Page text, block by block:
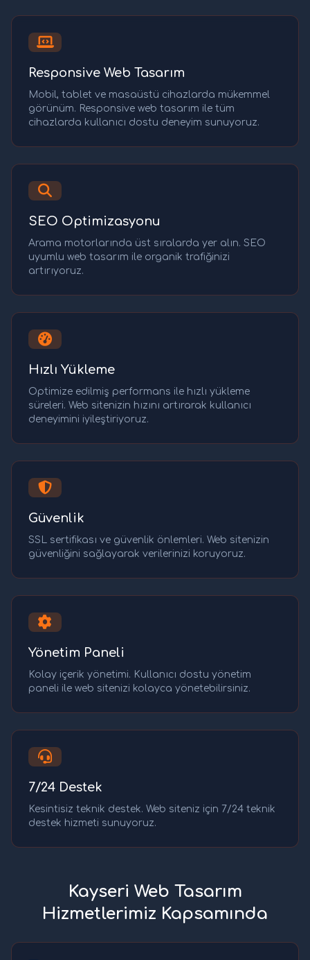
Responsive Web Tasarım
Mobil, tablet ve masaüstü cihazlarda mükemmel
görünüm. Responsive web tasarım ile tüm
cihazlarda kullanıcı dostu deneyim sunuyoruz.
SEO Optimizasyonu
Arama motorlarında üst sıralarda yer alın. SEO
uyumlu web tasarım ile organik trafiğinizi
artırıyoruz.
Hızlı Yükleme
Optimize edilmiş performans ile hızlı yükleme
süreleri. Web sitenizin hızını artırarak kullanıcı
deneyimini iyileştiriyoruz.
Güvenlik
SSL sertifikası ve güvenlik önlemleri. Web sitenizin
güvenliğini sağlayarak verilerinizi koruyoruz.
Yönetim Paneli
Kolay içerik yönetimi. Kullanıcı dostu yönetim
paneli ile web sitenizi kolayca yönetebilirsiniz.
7/24 Destek
Kesintisiz teknik destek. Web siteniz için 7/24 teknik
destek hizmeti sunuyoruz.
Kayseri Web Tasarım
Hizmetlerimiz Kapsamında